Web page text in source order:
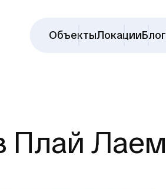
ОбъектыЛокацииБлог
Плай Лаем